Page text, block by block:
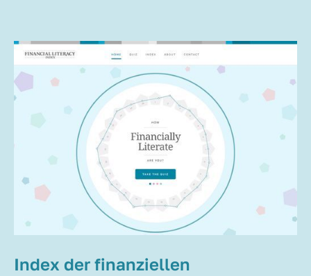
Index der finanziellen